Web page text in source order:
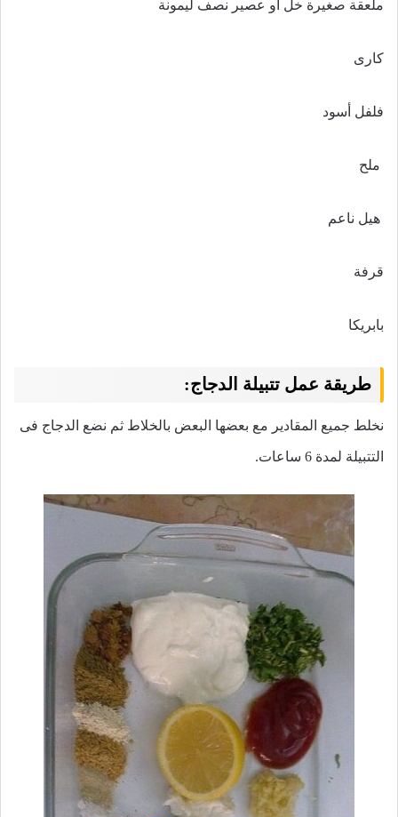
ملعقة صغيرة خل أو عصير نصف ليمونة
كارى
فلفل أسود
ملح
هيل ناعم
قرفة
بابريكا
طريقة عمل تتبيلة الدجاج:
نخلط جميع المقادير مع بعضها البعض بالخلاط ثم نضع الدجاج فى
التتبيلة لمدة 6 ساعات.